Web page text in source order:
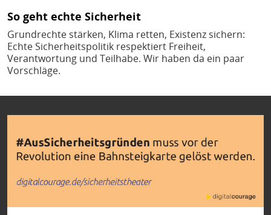
So geht echte Sicherheit
Grundrechte stärken, Klima retten, Existenz sichern:
Echte Sicherheitspolitik respektiert Freiheit,
Verantwortung und Teilhabe. Wir haben da ein paar
Vorschläge.